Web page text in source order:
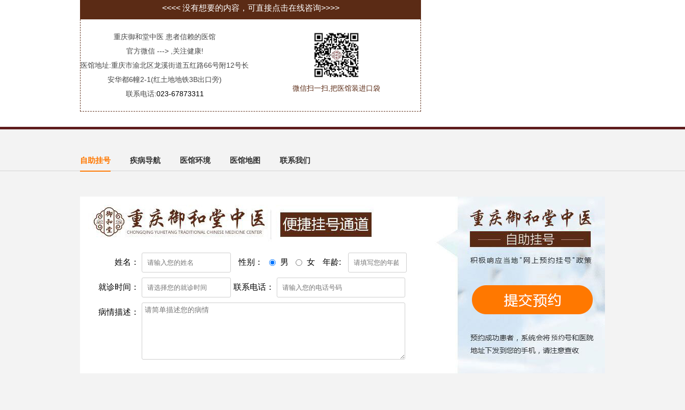
<<<< 没有想要的内容，可直接点击在线咨询>>>>
重庆御和堂中医 患者信赖的医馆
官方微信 ---> ,关注健康!
医馆地址:重庆市渝北区龙溪街道五红路66号附12号长
安华都6幢2-1(红土地地铁3B出口旁)
联系电话:023-67873311
微信扫一扫,把医馆装进口袋
自助挂号 疾病导航 医馆环境 医馆地图 联系我们
姓名： 性别： 男 女 年龄:
就诊时间： 联系电话：
病情描述：